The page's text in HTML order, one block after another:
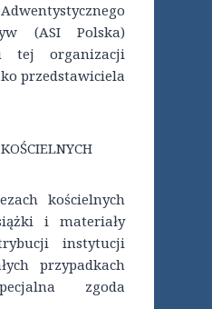
(ASI Polska)
tej organizacji
przedstawiciela
kościelnych
i materiały
instytucji
przypadkach
zgoda